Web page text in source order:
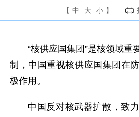
【 中 大 小 】
“核供应国集团”是核领域重
制，中国重视核供应国集团在
极作用。
中国反对核武器扩散，致